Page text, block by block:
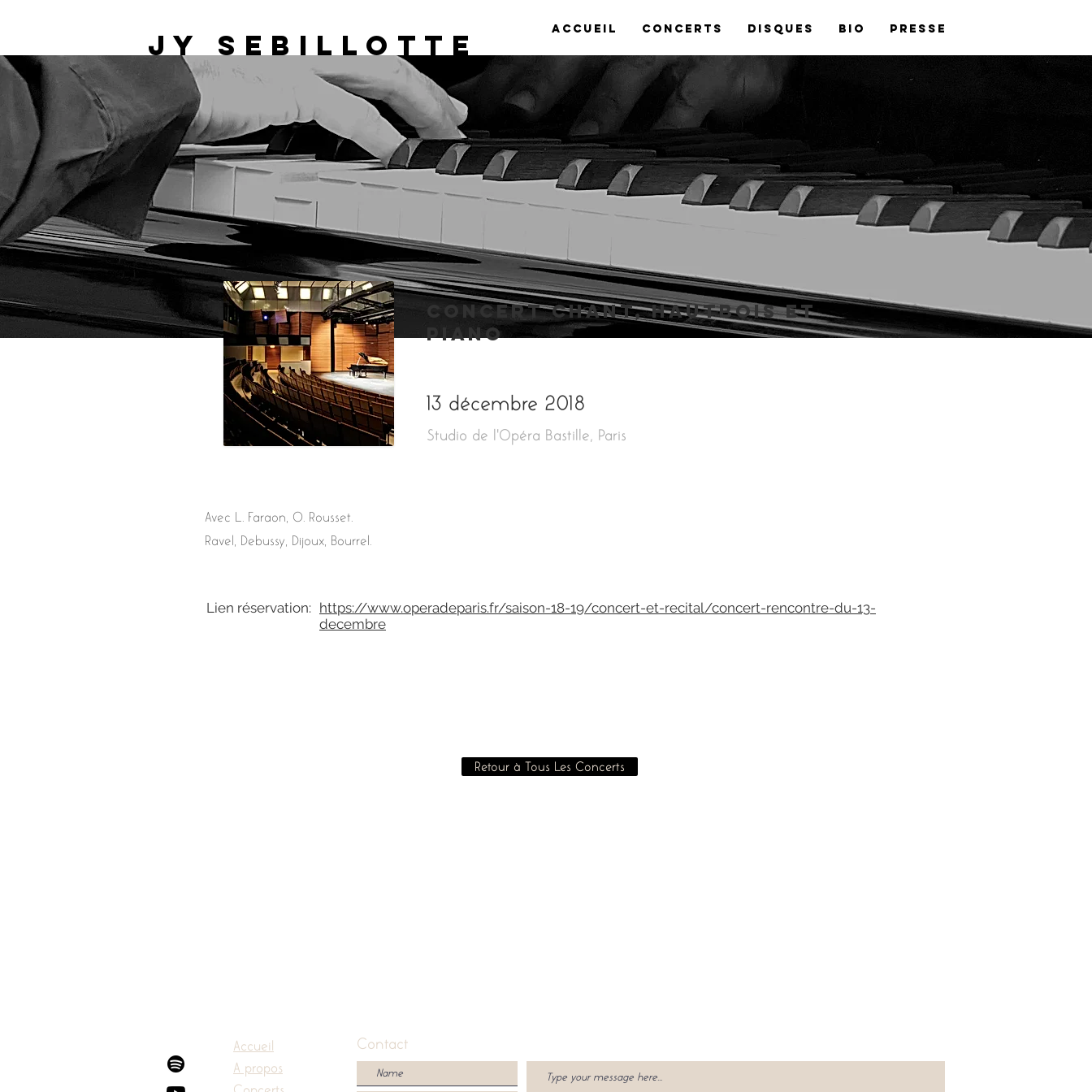
JY Sebillotte Accueil Concerts Disques BIO Presse
Avec L. Faraon, O. Rousset.
Ravel, Debussy, Dijoux, Bourrel.
Lien réservation: https://www.operadeparis.fr/saison-18-19/concert-et-recital/concert-rencontre-du-13-
decembre
Retour à Tous Les Concerts
13 décembre 2018
Studio de l’Opéra Bastille, Paris
Concert chant, hautbois et
piano
Accueil
A propos
Contact